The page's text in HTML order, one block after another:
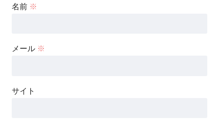
名前 ※
メール ※
サイト